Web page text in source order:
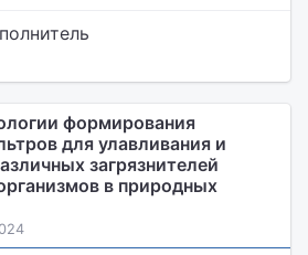
формирования
для улавливания и
загрязнителей
в природных